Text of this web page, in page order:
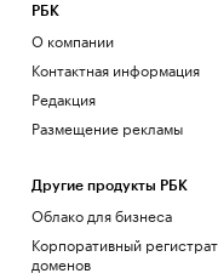
РБК
О компании
Контактная информация
Редакция
Размещение рекламы
Другие продукты РБК
Облако для бизнеса
Корпоративный
доменов